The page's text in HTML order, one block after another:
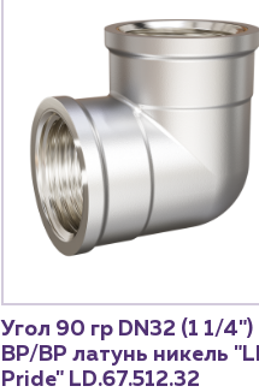
Угол 90 гр DN32 (1 1/4")
ВР/ВР латунь никель
Pride" LD.67.512.32